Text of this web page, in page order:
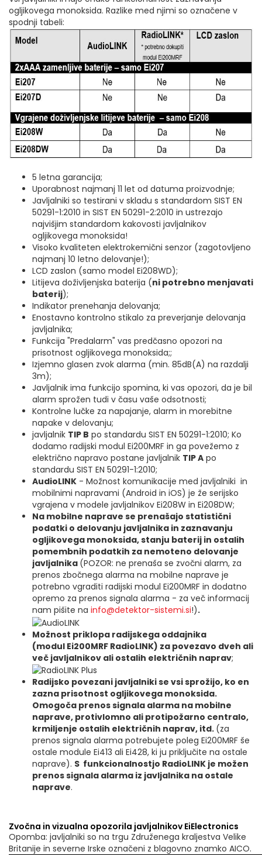
ogljikovega monoksida. Razlike med njimi so označene v
spodnji tabeli:
5 letna garancija;
Uporabnost najmanj 11 let od datuma proizvodnje;
Javljalniki so testirani v skladu s standardom SIST EN
50291-1:2010 in SIST EN 50291-2:2010 in ustrezajo
najvišjim standardom kakovosti javljalnikov
ogljikovega monoksida!
Visoko kvaliteten elektrokemični senzor (zagotovljeno
najmanj 10 letno delovanje!);
LCD zaslon (samo model Ei208WD);
Litijeva doživljenjska baterija (ni potrebno menjavati
baterij);
Indikator prenehanja delovanja;
Enostavno kontrolno stikalo za preverjanje delovanja
javljalnika;
Funkcija "Predalarm" vas predčasno opozori na
prisotnost ogljikovega monoksida;;
Izjemno glasen zvok alarma (min. 85dB(A) na razdalji
3m);
Javljalnik ima funkcijo spomina, ki vas opozori, da je bil
alarm sprožen tudi v času vaše odsotnosti;
Kontrolne lučke za napajanje, alarm in morebitne
napake v delovanju;
javljalnik TIP B po standardu SIST EN 50291-1:2010; Ko
dodamo radijski modul Ei200MRF in ga povežemo z
električno napravo postane javljalnik TIP A po
standardu SIST EN 50291-1:2010;
AudioLINK - Možnost komunikacije med javljalniki in
mobilnimi napravami (Android in iOS) je že serijsko
vgrajena v modele javljalnikov Ei208W in Ei208DW;
Na mobilne naprave se prenašajo statistični
podatki o delovanju javljalnika in zaznavanju
ogljikovega monoksida, stanju baterij in ostalih
pomembnih podatkih za nemoteno delovanje
javljalnika (POZOR: ne prenaša se zvočni alarm, za
prenos zbočnega alarma na mobilne naprave je
potrebno vgraditi radijski modul Ei200MRF in dodatno
opremo za prenos signala alarma - za več informacij
nam pišite na info@detektor-sistemi.si!).
Možnost priklopa radijskega oddajnika
(modul Ei200MRF RadioLINK) za povezavo dveh ali
več javljalnikov ali ostalih električnih naprav;
Radijsko povezani javljalniki se vsi sprožijo, ko en
zazna prisotnost ogljikovega monoksida.
Omogoča prenos signala alarma na mobilne
naprave, protivlomno ali protipožarno centralo,
krmiljenje ostalih električnih naprav, itd. (za
prenos signala alarma potrebujete poleg Ei200MRF še
ostale module Ei413 ali Ei428, ki ju priključite na ostale
naprave). S funkcionalnostjo RadioLINK je možen
prenos signala alarma iz javljalnika na ostale
naprave.
Zvočna in vizualna opozorila javljalnikov EiElectronics
Opomba: javljalniki so na trgu Združenega kraljestva Velike
Britanije in severne Irske označeni z blagovno znamko AICO.